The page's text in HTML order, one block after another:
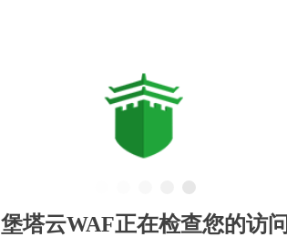
堡塔云WAF正在检查您的访问